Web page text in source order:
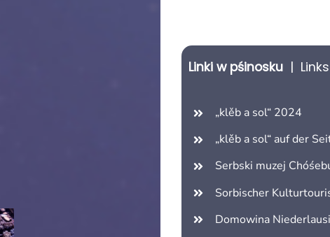
Linki w pśinosku |
„klěb a sol“ 2024
„klěb a sol“ auf der
Serbski muzej
Sorbischer
Domowina